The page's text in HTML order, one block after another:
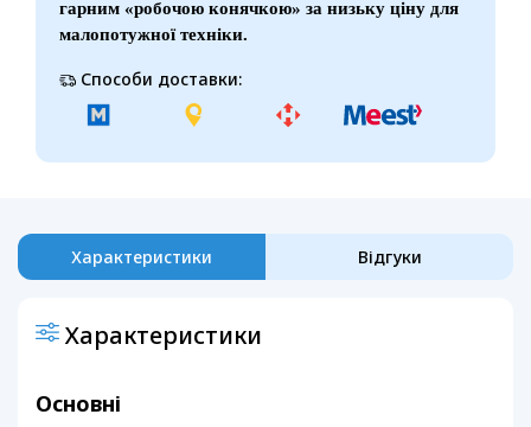
гарним «робочою конячкою» за низьку ціну для
малопотужної техніки.
Способи доставки:
Характеристики Відгуки
Характеристики
Основні